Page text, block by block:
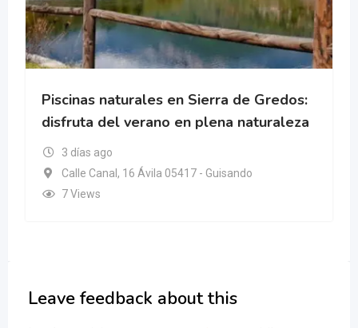
Piscinas naturales en Sierra de Gredos:
disfruta del verano en plena naturaleza
3 días ago
Calle Canal, 16 Ávila 05417 - Guisando
7 Views
Leave feedback about this